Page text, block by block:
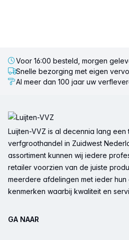
Voor 16:00 besteld, morgen
Snelle bezorging met eigen
Al meer dan 100 jaar uw
Luijten-VVZ is al decennia lang
verfgroothandel in Zuidwest
assortiment kunnen wij iedere
retailer voorzien van de juiste
meerdere afdelingen met ieder
kenmerken waarbij kwaliteit en
GA NAAR